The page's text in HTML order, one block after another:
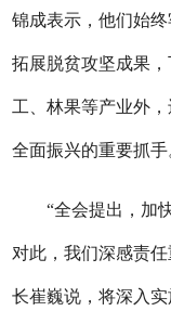
锦成表示，他们始
拓展脱贫攻坚成果
工、林果等产业外
全面振兴的重要抓手
“全会提出，加快
对此，我们深感责
长崔巍说，将深入